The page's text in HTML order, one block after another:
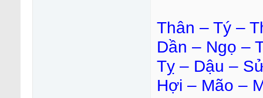
Thân – Tý –
Dần – Ngọ –
Tỵ – Dậu –
Hợi – Mão –